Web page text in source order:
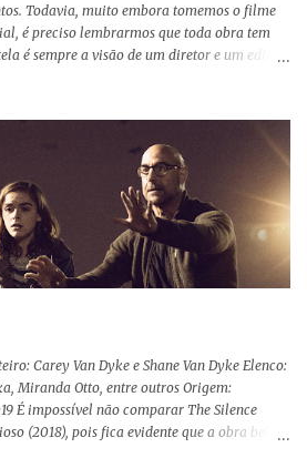
Todavia, muito embora tomemos o filme
é preciso lembrarmos que toda obra tem
é sempre a visão de um diretor e um editor
conta quem assina e qual a função social
é celeiro de grandes documentaristas, muitos
Pensando na variedade de estilos e
selecionei 5 produções tupiniquins do
▼ Cabra Marcado para Morrer
Em 1964, devido ao golpe militar, Eduardo
que abandonar as filmagens do
do líder camponês Joã...
Carey Van Dyke e Shane Van Dyke Elenco:
Miranda Otto, entre outros Origem:
É impossível não comparar The Silence
(2018), pois fica evidente que a obra bebe